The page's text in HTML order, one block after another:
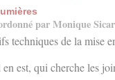
par Monique
techniques de la mise
est, qui cherche les